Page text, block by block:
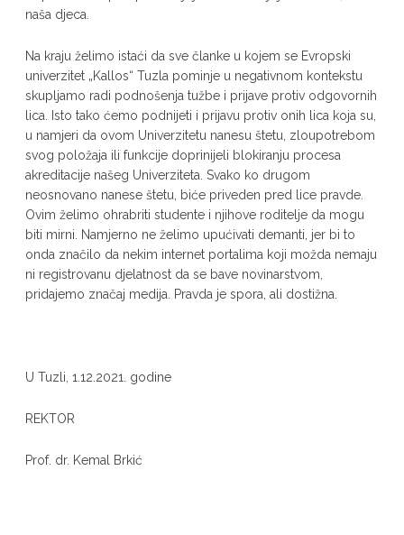
naša djeca.
Na kraju želimo istaći da sve članke u kojem se Evropski
univerzitet „Kallos“ Tuzla pominje u negativnom kontekstu
skupljamo radi podnošenja tužbe i prijave protiv odgovornih
lica. Isto tako ćemo podnijeti i prijavu protiv onih lica koja su,
u namjeri da ovom Univerzitetu nanesu štetu, zloupotrebom
svog položaja ili funkcije doprinijeli blokiranju procesa
akreditacije našeg Univerziteta. Svako ko drugom
neosnovano nanese štetu, biće priveden pred lice pravde.
Ovim želimo ohrabriti studente i njihove roditelje da mogu
biti mirni. Namjerno ne želimo upućivati demanti, jer bi to
onda značilo da nekim internet portalima koji možda nemaju
ni registrovanu djelatnost da se bave novinarstvom,
pridajemo značaj medija. Pravda je spora, ali dostižna.
U Tuzli, 1.12.2021. godine
REKTOR
Prof. dr. Kemal Brkić